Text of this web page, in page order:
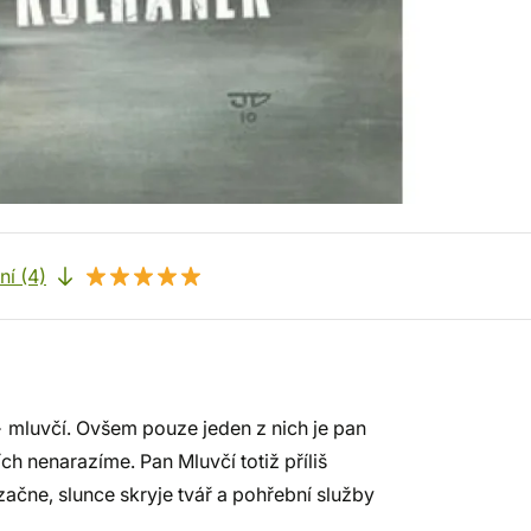
(4)
Ovšem pouze jeden z nich je pan
nenarazíme. Pan Mluvčí totiž příliš
slunce skryje tvář a pohřební služby